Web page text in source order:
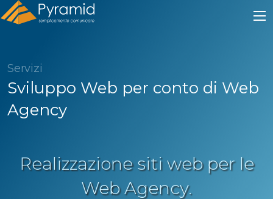
Servizi
Sviluppo Web per conto di Web
Agency
Realizzazione siti web per le
Web Agency.